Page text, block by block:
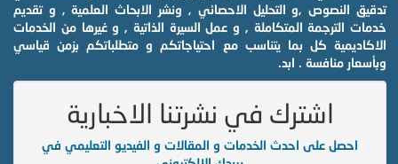
تدقيق النصوص ,و التحليل الاحصائي , ونشر الابحاث العلمية , و تقديم
خدمات الترجمة المتكاملة , و عمل السيرة الذاتية , و غيرها من الخدمات
الاكاديمية كل بما يتناسب مع احتياجاتكم و متطلباتكم بزمن قياسي
وبأسعار منافسة . ابد.
اشترك في نشرتنا الاخبارية
احصل على احدث الخدمات و المقالات و الفيديو التعليمي في